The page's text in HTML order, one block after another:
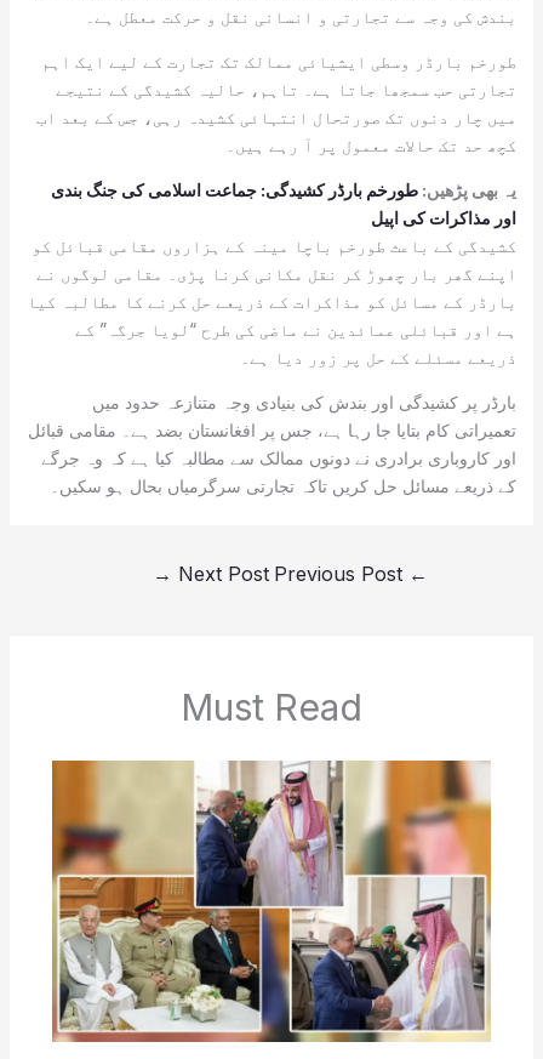
بندش کی وجہ سے تجارتی و انسانی نقل و حرکت معطل ہے۔
طورخم بارڈر وسطی ایشیائی ممالک تک تجارت کے لیے ایک اہم
تجارتی حب سمجھا جاتا ہے۔ تاہم، حالیہ کشیدگی کے نتیجے
میں چار دنوں تک صورتحال انتہائی کشیدہ رہی، جس کے بعد اب
کچھ حد تک حالات معمول پر آ رہے ہیں۔
یہ بھی پڑھیں: طورخم بارڈر کشیدگی: جماعت اسلامی کی جنگ بندی
اور مذاکرات کی اپیل
کشیدگی کے باعث طورخم باچا مینہ کے ہزاروں مقامی قبائل کو
اپنے گھر بار چھوڑ کر نقل مکانی کرنا پڑی۔ مقامی لوگوں نے
بارڈر کے مسائل کو مذاکرات کے ذریعے حل کرنے کا مطالبہ کیا
ہے اور قبائلی عمائدین نے ماضی کی طرح “لویا جرگہ” کے
ذریعے مسئلے کے حل پر زور دیا ہے۔
بارڈر پر کشیدگی اور بندش کی بنیادی وجہ متنازعہ حدود میں
تعمیراتی کام بتایا جا رہا ہے، جس پر افغانستان بضد ہے۔ مقامی قبائل
اور کاروباری برادری نے دونوں ممالک سے مطالبہ کیا ہے کہ وہ جرگے
کے ذریعے مسائل حل کریں تاکہ تجارتی سرگرمیاں بحال ہو سکیں۔
←
Next Post
→
Must Read